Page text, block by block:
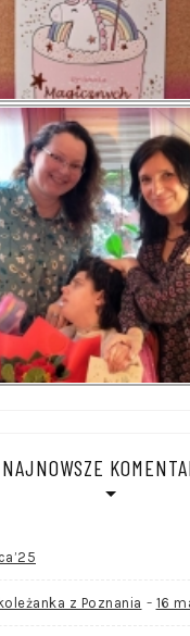
NAJNOWSZE
z Poznania - 16